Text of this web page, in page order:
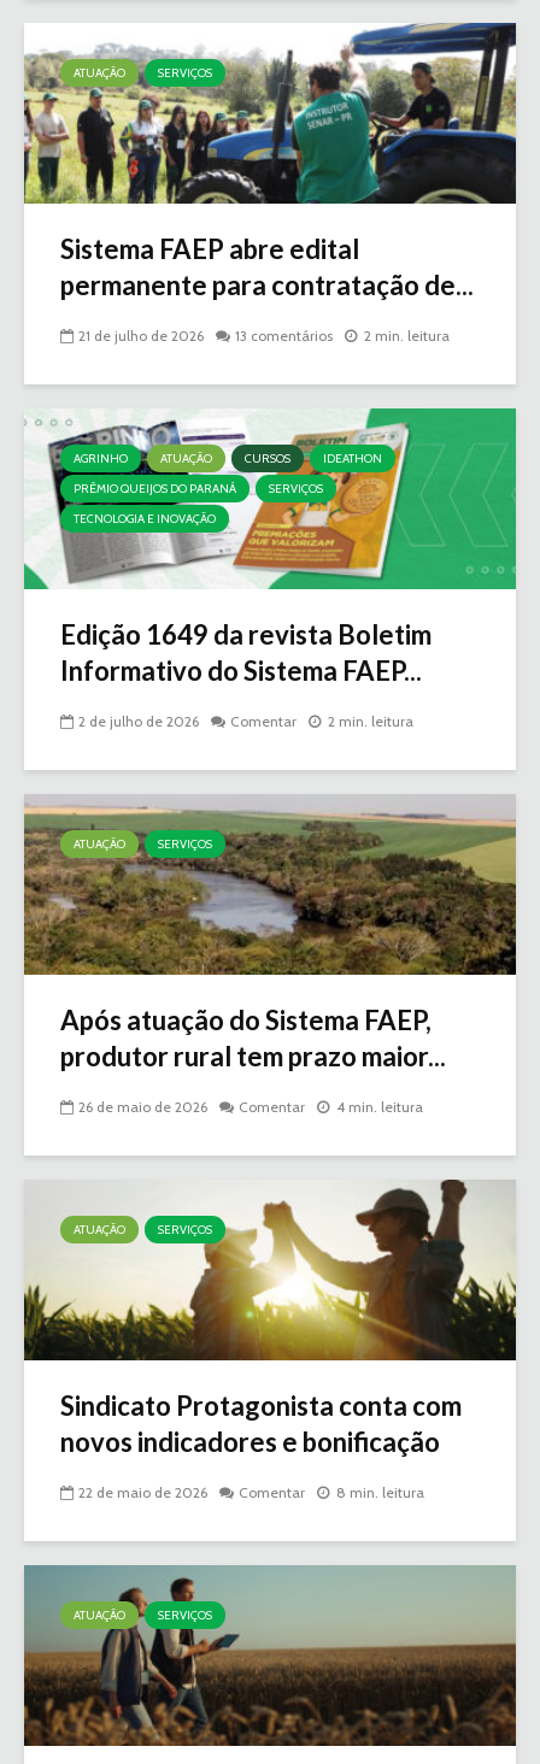
ATUAÇÃO SERVIÇOS
Sistema FAEP abre edital
permanente para contratação de...
21 de julho de 2026 13 comentários 2 min. leitura
AGRINHO ATUAÇÃO CURSOS
IDEATHON
PRÊMIO QUEIJOS DO PARANÁ
SERVIÇOS
TECNOLOGIA E INOVAÇÃO
Edição 1649 da revista Boletim
Informativo do Sistema FAEP...
2 de julho de 2026 Comentar 2 min. leitura
ATUAÇÃO SERVIÇOS
Após atuação do Sistema FAEP,
produtor rural tem prazo maior...
26 de maio de 2026 Comentar 4 min. leitura
ATUAÇÃO SERVIÇOS
Sindicato Protagonista conta com
novos indicadores e bonificação
22 de maio de 2026 Comentar 8 min. leitura
ATUAÇÃO SERVIÇOS